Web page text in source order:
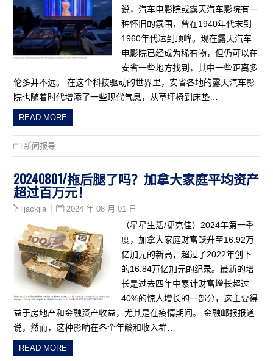
说，汽车电影院或露天汽车影院有一
种怀旧的氛围，曾在1940年代末到
1960年代达到顶峰。现在露天汽车
电影院已经成为稀有物，但仍可以在
安省一些地方找到，其中一些距离多
伦多并不远。 在这个科技驱动的世界里，安省各地的露天汽车影
院也随着时代增添了一些现代气息，从草坪椅到床垫…
READ MORE
新闻报导
20240801/拖后腿了吗？加拿大家庭平均资产
超过百万元！
jackjia 2024 年 08 月 01 日
（星星生活/捷克佳）2024年第一季
度，加拿大家庭财富跃升至16.92万
亿加元的新高，超过了2022年创下
的16.84万亿加元的纪录。最新的增
长是过去四年中累计财富增长超过
40%的惊人增长的一部分，这主要得
益于房地产和金融资产收益，尤其是在疫情期间。 金融邮报报道
说，然而，这种影响在各个年龄和收入群…
READ MORE